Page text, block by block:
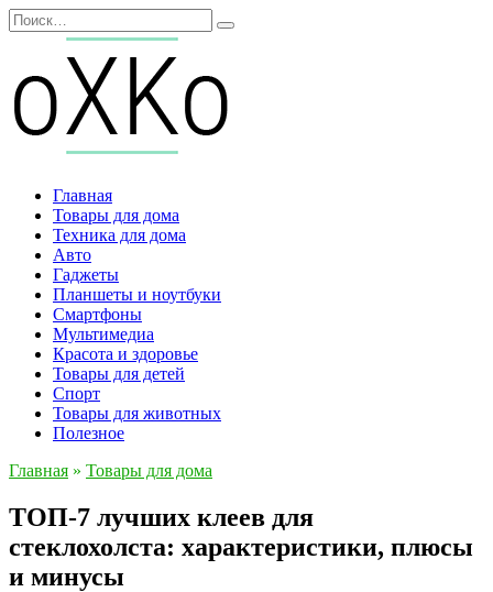
Перейти
к
содержанию
Search
for:
Главная
Товары для дома
Техника для дома
Авто
Гаджеты
Планшеты и ноутбуки
Смартфоны
Мультимедиа
Красота и здоровье
Товары для детей
Спорт
Товары для животных
Полезное
Главная » Товары для дома
ТОП-7 лучших клеев для
стеклохолста: характеристики, плюсы
и минусы